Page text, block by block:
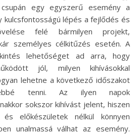
egy egyszerű esemény a
kulcsfontosságú lépés a fejlődés és
felé bármilyen projekt,
személyes célkitűzés esetén. A
lehetőséget ad arra, hogy
jól, milyen kihívásokkal
lehetne a következő időszakot
tenni. Az ilyen napok
sokszor kihívást jelent, hiszen
előkészületek nélkül könnyen
unalmassá válhat az esemény.